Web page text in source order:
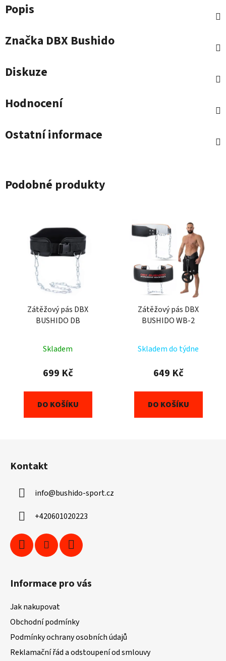
Popis
Značka DBX Bushido
Diskuze
Hodnocení
Ostatní informace
Podobné produkty
Zátěžový pás DBX
BUSHIDO DB
Skladem
699 Kč
DO KOŠÍKU
Zátěžový pás DBX
BUSHIDO WB-2
Skladem do týdne
649 Kč
DO KOŠÍKU
Kontakt
info@bushido-sport.cz
+420601020223
Informace pro vás
Jak nakupovat
Obchodní podmínky
Podmínky ochrany osobních údajů
Reklamační řád a odstoupení od smlouvy